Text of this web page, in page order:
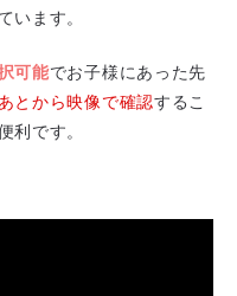
います。
可能でお子様にあった先
とから映像で確認するこ
利です。